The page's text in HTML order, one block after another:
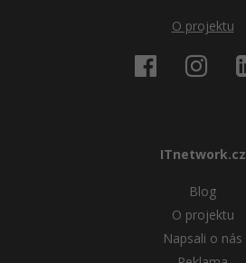
O projektu
ITnetwork.cz
Blog
O projektu
Napsali o nás